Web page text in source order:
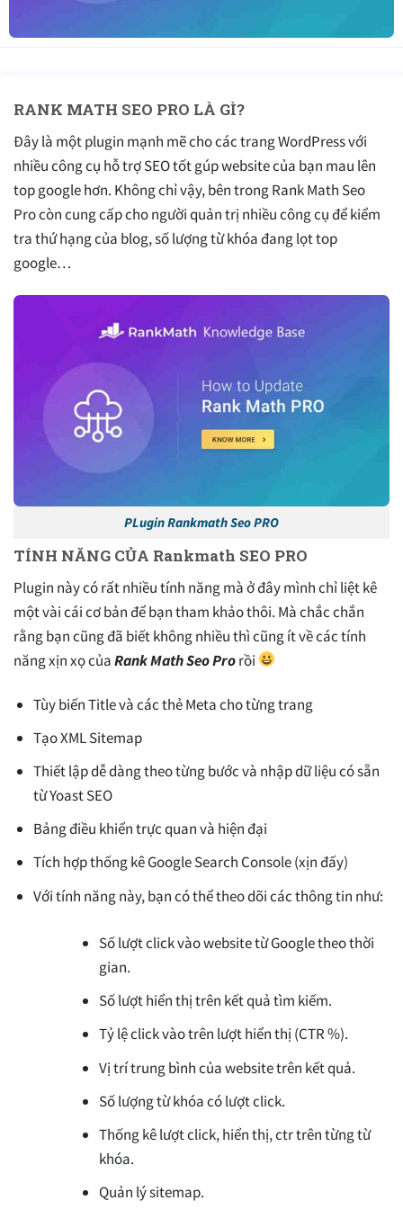
RANK MATH SEO PRO LÀ GÌ?
Đây là một plugin mạnh mẽ cho các trang WordPress với
nhiều công cụ hỗ trợ SEO tốt gúp website của bạn mau lên
top google hơn. Không chỉ vậy, bên trong Rank Math Seo
Pro còn cung cấp cho người quản trị nhiều công cụ để kiểm
tra thứ hạng của blog, số lượng từ khóa đang lọt top
google…
PLugin Rankmath Seo PRO
TÍNH NĂNG CỦA Rankmath SEO PRO
Plugin này có rất nhiều tính năng mà ở đây mình chỉ liệt kê
một vài cái cơ bản để bạn tham khảo thôi. Mà chắc chắn
rằng bạn cũng đã biết không nhiều thì cũng ít về các tính
năng xịn xọ củaRank Math Seo Prorồi
Tùy biến Title và các thẻ Meta cho từng trang
Tạo XML Sitemap
Thiết lập dễ dàng theo từng bước và nhập dữ liệu có sẵn
từ Yoast SEO
Bảng điều khiển trực quan và hiện đại
Tích hợp thống kê Google Search Console (xịn đấy)
Với tính năng này, bạn có thể theo dõi các thông tin như:
Số lượt click vào website từ Google theo thời
gian.
Số lượt hiển thị trên kết quả tìm kiếm.
Tỷ lệ click vào trên lượt hiển thị (CTR %).
Vị trí trung bình của website trên kết quả.
Số lượng từ khóa có lượt click.
Thống kê lượt click, hiển thị, ctr trên từng từ
khóa.
Quản lý sitemap.